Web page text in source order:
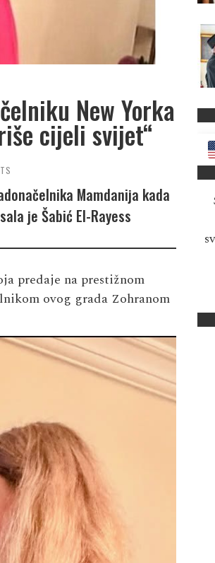
New Yorka
cijeli svijet“
Mamdanija kada
je Šabić El-Rayess
predaje na prestižnom
ovog grada Zohranom